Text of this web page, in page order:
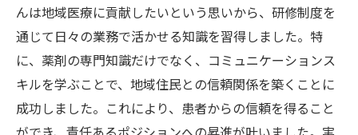
んは地域医療に貢献したいという思いから、研修制度を
通じて日々の業務で活かせる知識を習得しました。特
に、薬剤の専門知識だけでなく、コミュニケーションス
キルを学ぶことで、地域住民との信頼関係を築くことに
成功しました。これにより、患者からの信頼を得ること